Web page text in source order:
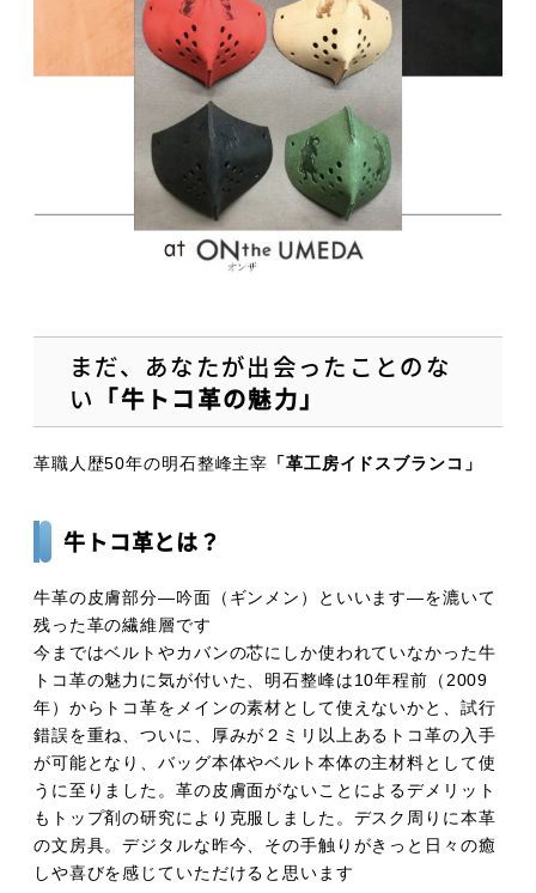
まだ、あなたが出会ったことのな
い 「牛トコ革の魅力」
革職人歴50年の明石整峰主宰 「革工房イドスブランコ」
牛トコ革とは？​
牛革の皮膚部分―吟面（ギンメン）といいます―を漉いて
残った革の繊維層です
今まではベルトやカバンの芯にしか使われていなかった牛
トコ革の魅力に気が付いた、明石整峰は10年程前（2009
年）からトコ革をメインの素材として使えないかと、試行
錯誤を重ね、ついに、厚みが２ミリ以上あるトコ革の入手
が可能となり、バッグ本体やベルト本体の主材料として使
うに至りました。革の皮膚面がないことによるデメリット
もトップ剤の研究により克服しました。デスク周りに本革
の文房具。デジタルな昨今、その手触りがきっと日々の癒
しや喜びを感じていただけると思います